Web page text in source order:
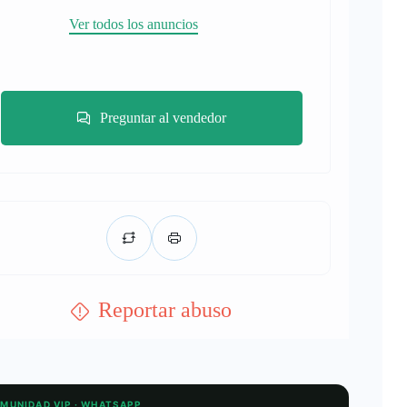
Ver todos los anuncios
Preguntar al vendedor
Reportar abuso
VIP · WHATSAPP